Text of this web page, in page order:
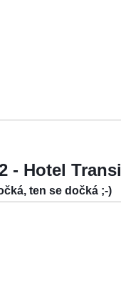
- Hotel
ten se dočká ;-)